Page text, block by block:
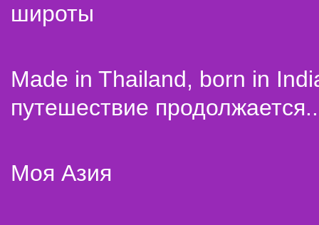
широты
Made in Thailand, born in
путешествие
Моя Азия